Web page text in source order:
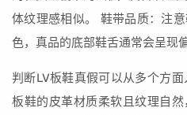
体纹理感相似。 鞋带品质：注
色，真品的底部鞋舌通常会呈现
判断LV板鞋真假可以从多个方
板鞋的皮革材质柔软且纹理自